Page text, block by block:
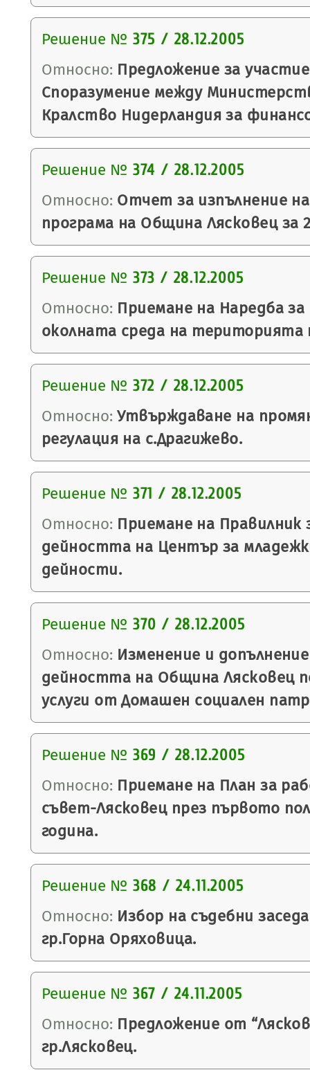
Решение № 375 / 28.12.2005
Относно: Предложение за
Споразумение между
Кралство Нидерландия за
Решение № 374 / 28.12.2005
Относно: Отчет за изпълнение
програма на Община Лясковец за
Решение № 373 / 28.12.2005
Относно: Приемане на Наредба за
околната среда на територията
Решение № 372 / 28.12.2005
Относно: Утвърждаване на
регулация на с.Драгижево.
Решение № 371 / 28.12.2005
Относно: Приемане на
дейността на Център за
дейности.
Решение № 370 / 28.12.2005
Относно: Изменение и
дейността на Община Лясковец
услуги от Домашен социален
Решение № 369 / 28.12.2005
Относно: Приемане на План за
съвет-Лясковец през първото
година.
Решение № 368 / 24.11.2005
Относно: Избор на съдебни
гр.Горна Оряховица.
Решение № 367 / 24.11.2005
Относно: Предложение от
гр.Лясковец.